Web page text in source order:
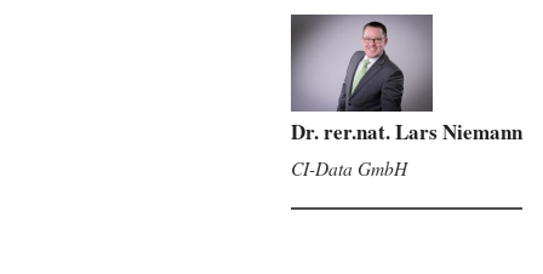
Dr. rer.nat. Lars Niemann
CI-Data GmbH